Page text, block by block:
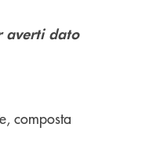
averti dato
composta